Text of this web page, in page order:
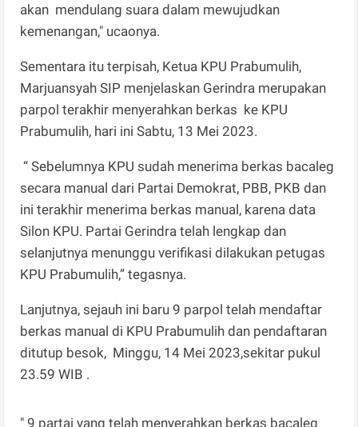
akan mendulang suara dalam mewujudkan
kemenangan," ucaonya.
Sementara itu terpisah, Ketua KPU Prabumulih,
Marjuansyah SIP menjelaskan Gerindra merupakan
parpol terakhir menyerahkan berkas ke KPU
Prabumulih, hari ini Sabtu, 13 Mei 2023.
“ Sebelumnya KPU sudah menerima berkas bacaleg
secara manual dari Partai Demokrat, PBB, PKB dan
ini terakhir menerima berkas manual, karena data
Silon KPU. Partai Gerindra telah lengkap dan
selanjutnya menunggu verifikasi dilakukan petugas
KPU Prabumulih,” tegasnya.
Lanjutnya, sejauh ini baru 9 parpol telah mendaftar
berkas manual di KPU Prabumulih dan pendaftaran
ditutup besok, Minggu, 14 Mei 2023,sekitar pukul
23.59 WIB .
" 9 partai yang telah menyerahkan berkas bacaleg